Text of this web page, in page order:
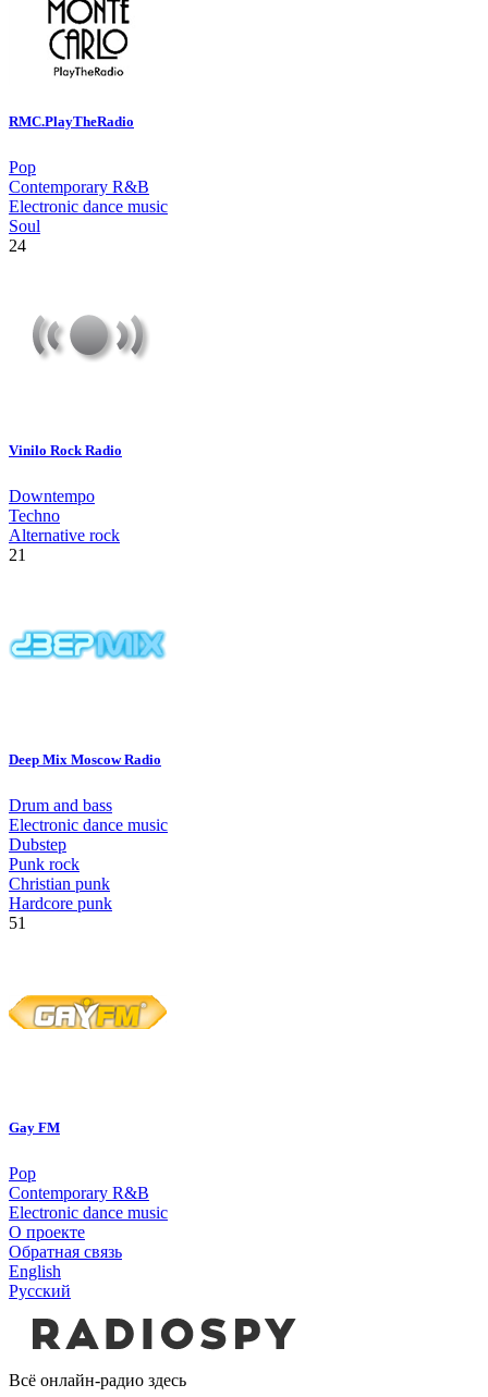
RMC.PlayTheRadio
Pop
Contemporary R&B
Electronic dance music
Soul
24
Vinilo Rock Radio
Downtempo
Techno
Alternative rock
21
Deep Mix Moscow Radio
Drum and bass
Electronic dance music
Dubstep
Punk rock
Christian punk
Hardcore punk
51
Gay FM
Pop
Contemporary R&B
Electronic dance music
О проекте
Обратная связь
English
Русский
Всё онлайн-радио здесь